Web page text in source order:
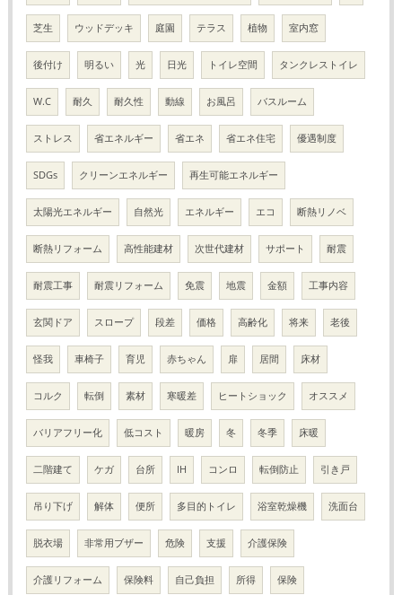
芝生 ウッドデッキ 庭園 テラス 植物 室内窓
後付け 明るい 光 日光 トイレ空間 タンクレストイレ
W.C 耐久 耐久性 動線 お風呂 バスルーム
ストレス 省エネルギー 省エネ 省エネ住宅 優遇制度
SDGs クリーンエネルギー 再生可能エネルギー
太陽光エネルギー 自然光 エネルギー エコ 断熱リノベ
断熱リフォーム 高性能建材 次世代建材 サポート 耐震
耐震工事 耐震リフォーム 免震 地震 金額 工事内容
玄関ドア スロープ 段差 価格 高齢化 将来 老後
怪我 車椅子 育児 赤ちゃん 扉 居間 床材
コルク 転倒 素材 寒暖差 ヒートショック オススメ
バリアフリー化 低コスト 暖房 冬 冬季 床暖
二階建て ケガ 台所 IH コンロ 転倒防止 引き戸
吊り下げ 解体 便所 多目的トイレ 浴室乾燥機 洗面台
脱衣場 非常用ブザー 危険 支援 介護保険
介護リフォーム 保険料 自己負担 所得 保険